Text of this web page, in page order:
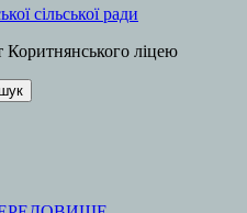
сільської ради
ліцею